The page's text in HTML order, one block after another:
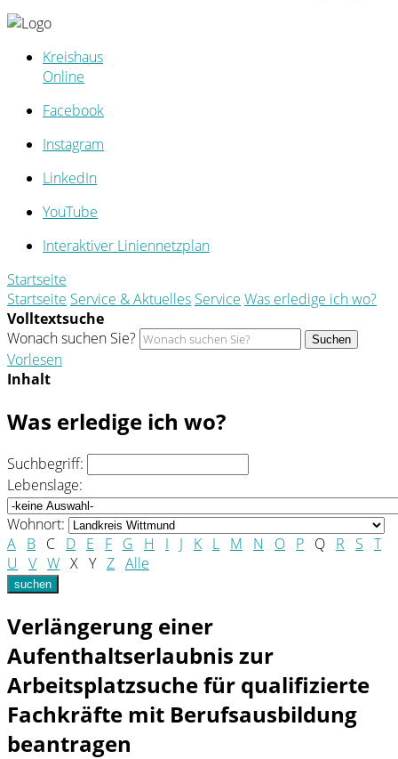
Kreishaus
Online
Facebook
Instagram
LinkedIn
YouTube
Interaktiver Liniennetzplan
Startseite
Startseite Service & Aktuelles Service Was erledige ich wo?
Volltextsuche
Wonach suchen Sie?
Suchen
Vorlesen
Inhalt
Was erledige ich wo?
Suchbegriff:
Lebenslage:
Wohnort:
A B C D E F G H I J K L M N O P Q R S T
U
V W X Y Z Alle
suchen
Verlängerung einer
Aufenthaltserlaubnis zur
Arbeitsplatzsuche für qualifizierte
Fachkräfte mit Berufsausbildung
beantragen